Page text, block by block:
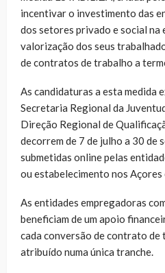
incentivar o investimento das
dos setores privado e social na
valorização dos seus
de contratos de trabalho a
As candidaturas a esta medida
Secretaria Regional da
Direção Regional de
decorrem de 7 de julho a 30 de
submetidas online pelas
ou estabelecimento nos Açores
As entidades empregadoras
beneficiam de um apoio
cada conversão de contrato de
atribuído numa única tranche.